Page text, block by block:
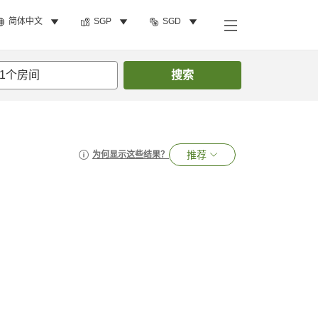
简体中文 SGP SGD
1个房间 搜索
为何显示这些结果？ 推荐